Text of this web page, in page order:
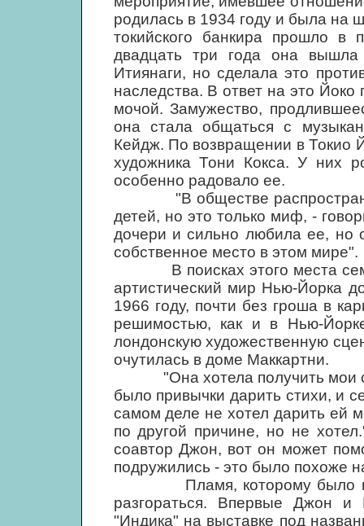
родилась в 1934 году и была на
токийского банкира прошло
двадцать три года она
Итиянаги, но сделала это
наследства. В ответ на это
мочой. Замужество,
она стала общаться с
Кейдж. По возвращении в Токио
художника Тони Кокса. У них
особенно радовало ее.
"В обществе
детей, но это только миф, -
дочери и сильно любила ее, но
собственное место в этом мире".
В поисках этого места
артистический мир Нью-Йорка
1966 году, почти без гроша в
решимостью, как и в Нью-
лондонскую художественную
очутилась в доме Маккартни.
"Она хотела получить мои
было привычки дарить стихи, и
самом деле не хотел дарить ей
по другой причине, но не
соавтор Джон, вот он может
подружились - это было похоже
Пламя, которому было
разгораться. Впервые Джон и
"Индика" на выставке под